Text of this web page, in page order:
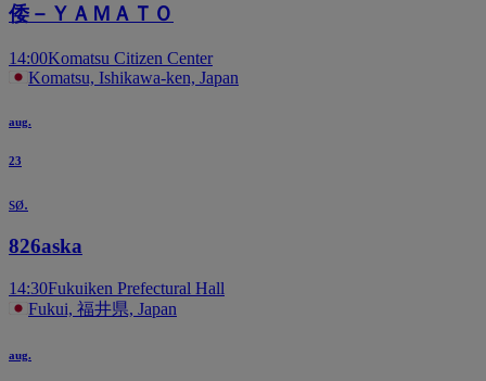
倭－ＹＡＭＡＴＯ
14:00Komatsu Citizen Center
Komatsu, Ishikawa-ken, Japan
aug.
23
sø.
826aska
14:30Fukuiken Prefectural Hall
Fukui, 福井県, Japan
aug.